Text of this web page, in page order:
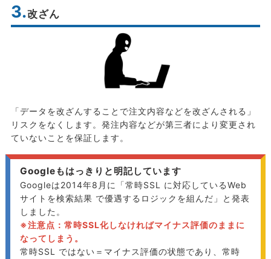
3.改ざん
「データを改ざんすることで注文内容などを改ざんされる」
リスクをなくします。発注内容などが第三者により変更され
ていないことを保証します。
Googleもはっきりと明記しています
Googleは2014年8月に「常時SSL に対応しているWeb
サイトを検索結果 で優遇するロジックを組んだ」と発表
しました。
※注意点：常時SSL化しなければマイナス評価のままに
なってしまう。
常時SSL ではない＝マイナス評価の状態であり、常時